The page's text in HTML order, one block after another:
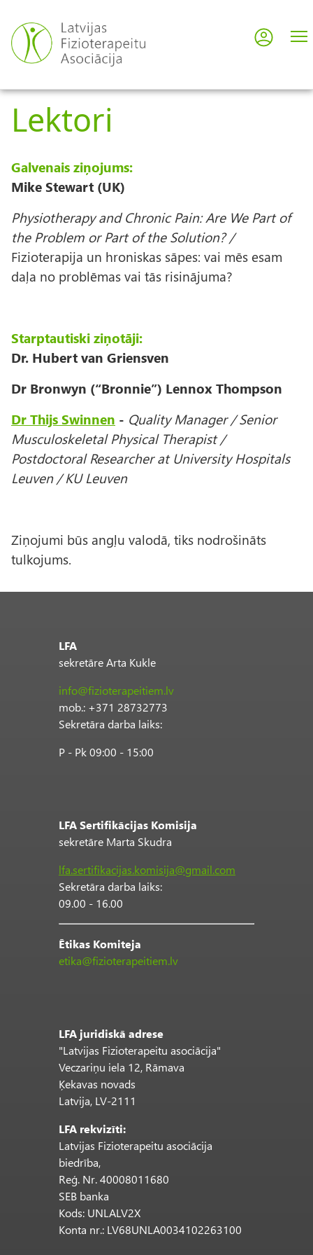
uz
galveno
saturu
User
Lektori
Galvenais ziņojums:
Mike Stewart (UK)
Physiotherapy and Chronic Pain: Are We Part of
the Problem or Part of the Solution? /
Fizioterapija un hroniskas sāpes: vai mēs esam
daļa no problēmas vai tās risinājuma?
Starptautiski ziņotāji:
Dr. Hubert van Griensven
Dr Bronwyn (“Bronnie”) Lennox Thompson
Dr Thijs Swinnen - Quality Manager / Senior
Musculoskeletal Physical Therapist /
Postdoctoral Researcher at University Hospitals
Leuven / KU Leuven
Ziņojumi būs angļu valodā, tiks nodrošināts
tulkojums.
LFA
sekretāre Arta Kukle
info@fizioterapeitiem.lv
mob.: +371 28732773
Sekretāra darba laiks:
P - Pk 09:00 - 15:00
LFA Sertifikācijas Komisija
sekretāre Marta Skudra
lfa.sertifikacijas.komisija@gmail.com
Sekretāra darba laiks:
09.00 - 16.00
Ētikas Komiteja
etika@fizioterapeitiem.lv
LFA juridiskā adrese
"Latvijas Fizioterapeitu asociācija"
Veczariņu iela 12, Rāmava
Ķekavas novads
Latvija, LV-2111
LFA rekvizīti:
Latvijas Fizioterapeitu asociācija
biedrība,
Reģ. Nr. 40008011680
SEB banka
Kods: UNLALV2X
Konta nr.: LV68UNLA0034102263100